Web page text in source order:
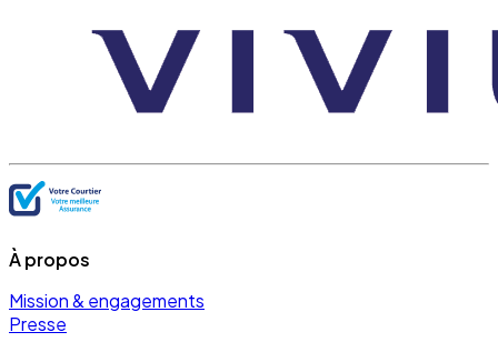
À propos
Mission & engagements
Presse